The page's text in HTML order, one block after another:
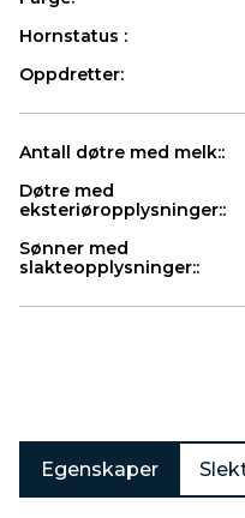
Hornstatus :
Oppdretter:
Antall døtre med melk::
Døtre med
eksteriøropplysninger::
Sønner med
slakteopplysninger::
Egenskaper